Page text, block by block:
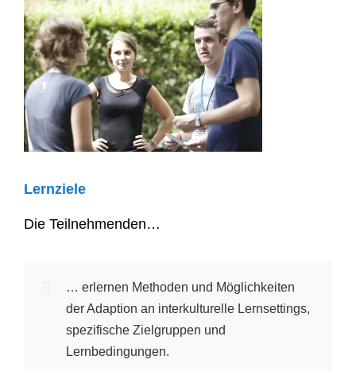
Lernziele
Die Teilnehmenden…
…er lernen Methoden und Möglichkeiten
der Adaption an interkulturelle Lernsettings,
spezifische Zielgruppen und
Lernbedingungen.